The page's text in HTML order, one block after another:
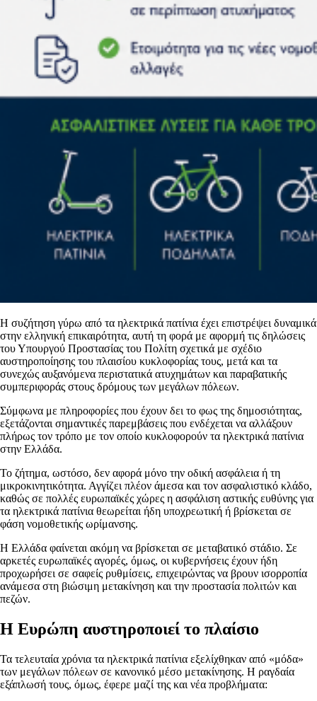
Η συζήτηση γύρω από τα ηλεκτρικά πατίνια έχει επιστρέψει δυναμικά
στην ελληνική επικαιρότητα, αυτή τη φορά με αφορμή τις δηλώσεις
του Υπουργού Προστασίας του Πολίτη σχετικά με σχέδιο
αυστηροποίησης του πλαισίου κυκλοφορίας τους, μετά και τα
συνεχώς αυξανόμενα περιστατικά ατυχημάτων και παραβατικής
συμπεριφοράς στους δρόμους των μεγάλων πόλεων.
Σύμφωνα με πληροφορίες που έχουν δει το φως της δημοσιότητας,
εξετάζονται σημαντικές παρεμβάσεις που ενδέχεται να αλλάξουν
πλήρως τον τρόπο με τον οποίο κυκλοφορούν τα ηλεκτρικά πατίνια
στην Ελλάδα.
Το ζήτημα, ωστόσο, δεν αφορά μόνο την οδική ασφάλεια ή τη
μικροκινητικότητα. Αγγίζει πλέον άμεσα και τον ασφαλιστικό κλάδο,
καθώς σε πολλές ευρωπαϊκές χώρες η ασφάλιση αστικής ευθύνης για
τα ηλεκτρικά πατίνια θεωρείται ήδη υποχρεωτική ή βρίσκεται σε
φάση νομοθετικής ωρίμανσης.
Η Ελλάδα φαίνεται ακόμη να βρίσκεται σε μεταβατικό στάδιο. Σε
αρκετές ευρωπαϊκές αγορές, όμως, οι κυβερνήσεις έχουν ήδη
προχωρήσει σε σαφείς ρυθμίσεις, επιχειρώντας να βρουν ισορροπία
ανάμεσα στη βιώσιμη μετακίνηση και την προστασία πολιτών και
πεζών.
Η Ευρώπη αυστηροποιεί το πλαίσιο
Τα τελευταία χρόνια τα ηλεκτρικά πατίνια εξελίχθηκαν από «μόδα»
των μεγάλων πόλεων σε κανονικό μέσο μετακίνησης. Η ραγδαία
εξάπλωσή τους, όμως, έφερε μαζί της και νέα προβλήματα: